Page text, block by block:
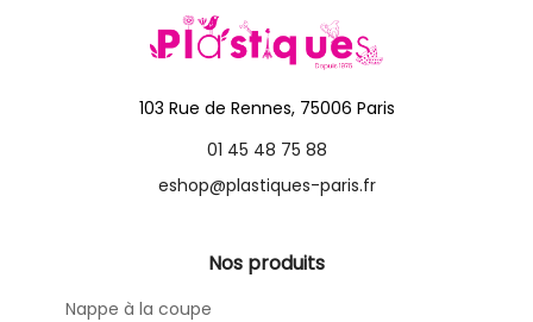
103 Rue de Rennes, 75006 Paris
01 45 48 75 88
eshop@plastiques-paris.fr
Nos produits
Nappe à la coupe